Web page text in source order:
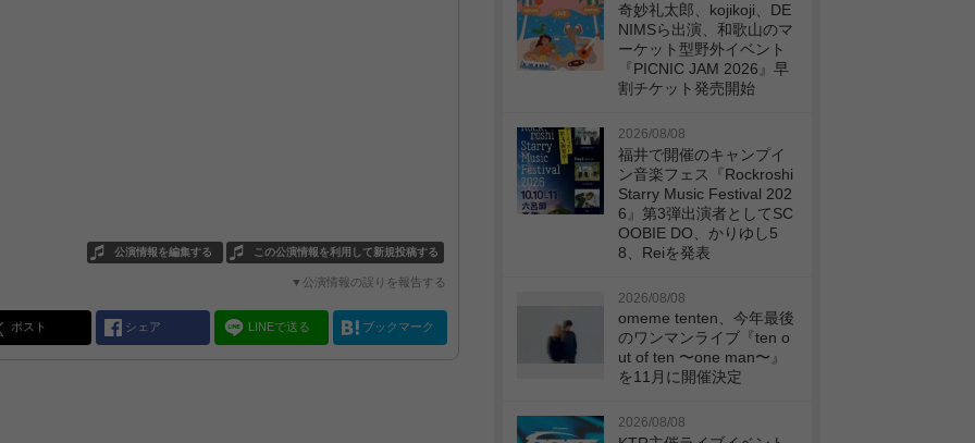
この公演情報を利用して新規投稿する
公演情報を編集する
▼公演情報の誤りを報告する
ポスト シェア LINEで送る ブックマーク
奇妙礼太郎、kojikoji、DE
NIMSら出演、和歌山のマ
ーケット型野外イベント
『PICNIC JAM 2026』早
割チケット発売開始
2026/08/08
福井で開催のキャンプイ
ン音楽フェス『Rockroshi
Starry Music Festival 202
6』第3弾出演者としてSC
OOBIE DO、かりゆし5
8、Reiを発表
2026/08/08
omeme tenten、今年最後
のワンマンライブ『ten o
ut of ten 〜one man〜』
を11月に開催決定
2026/08/08